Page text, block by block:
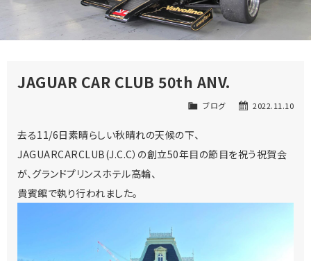
JAGUAR CAR CLUB 50th ANV.
2022.11.10
ブログ
去る11/6日素晴らしい秋晴れの天候の下、
JAGUARCARCLUB(J.C.C）の創立50年目の節目を祝う祝賀会
が、グランドプリンスホテル高輪、
貴賓館で執り行われました。